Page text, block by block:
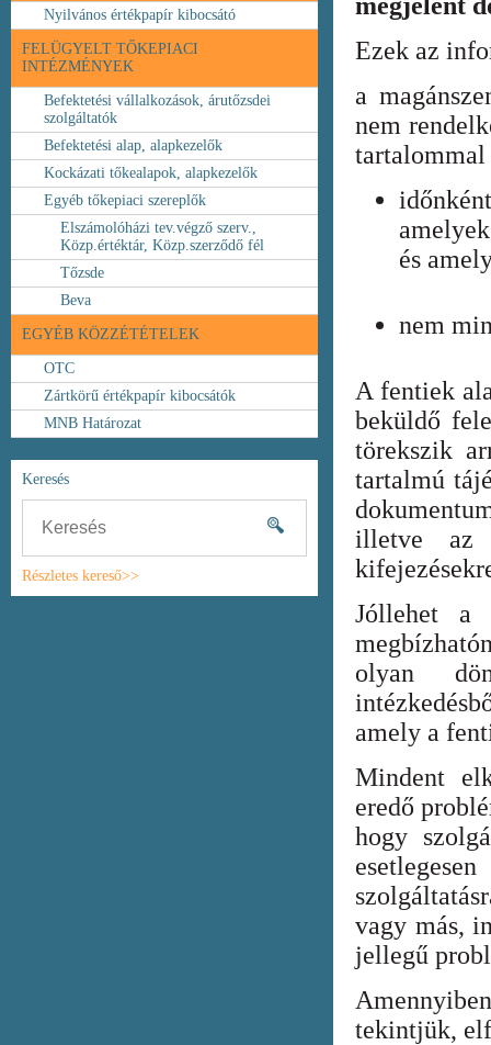
Nyilvános értékpapír kibocsátó
FELÜGYELT TŐKEPIACI
INTÉZMÉNYEK
Befektetési vállalkozások, árutőzsdei
szolgáltatók
Befektetési alap, alapkezelők
Kockázati tőkealapok, alapkezelők
Egyéb tőkepiaci szereplők
Elszámolóházi tev.végző szerv.,
Közp.értéktár, Közp.szerződő fél
Tőzsde
Beva
EGYÉB KÖZZÉTÉTELEK
OTC
Zártkörű értékpapír kibocsátók
MNB Határozat
Keresés
Részletes kereső>>
Ezek az
a
nem
és
nem
A fentiek
beküldő
törekszik
tartalmú
illetve az
Jóllehet a
olyan
amely a
Mindent
eredő
hogy
vagy más,
jellegű
tekintjük,